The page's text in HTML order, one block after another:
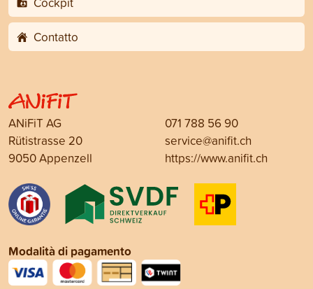
Contatto
ANiFiT AG
Rütistrasse 20
9050 Appenzell
071 788 56 90
service@anifit.ch
https://www.anifit.ch
Modalità di pagamento